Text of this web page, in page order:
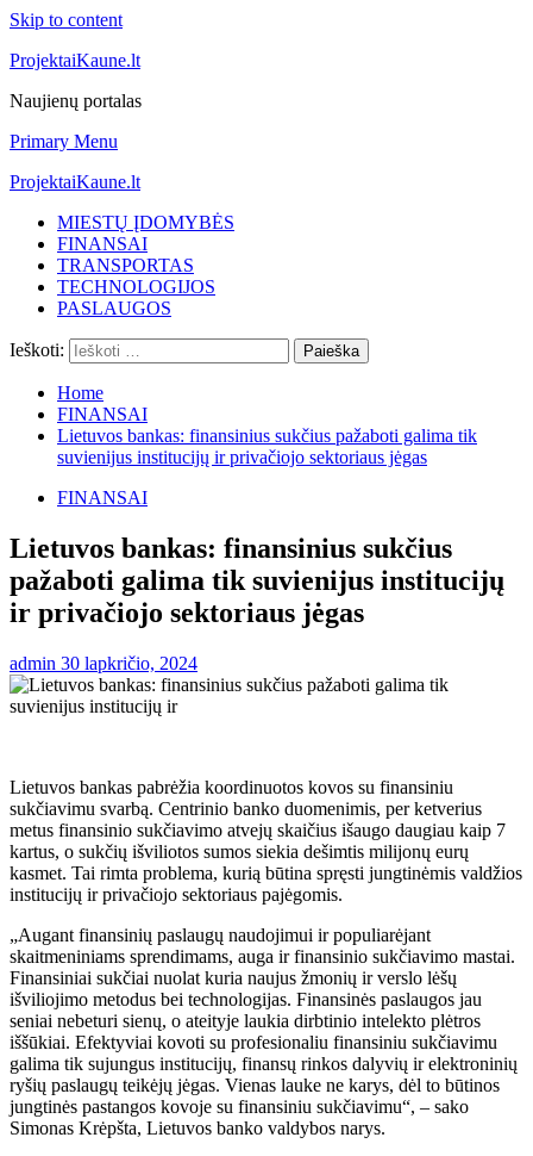
Skip to content
ProjektaiKaune.lt
Naujienų portalas
Primary Menu
ProjektaiKaune.lt
MIESTŲ ĮDOMYBĖS
FINANSAI
TRANSPORTAS
TECHNOLOGIJOS
PASLAUGOS
Ieškoti:
Home
FINANSAI
Lietuvos bankas: finansinius sukčius pažaboti galima tik
suvienijus institucijų ir privačiojo sektoriaus jėgas
FINANSAI
Lietuvos bankas: finansinius sukčius
pažaboti galima tik suvienijus institucijų
ir privačiojo sektoriaus jėgas
admin 30 lapkričio, 2024
Lietuvos bankas pabrėžia koordinuotos kovos su finansiniu
sukčiavimu svarbą. Centrinio banko duomenimis, per ketverius
metus finansinio sukčiavimo atvejų skaičius išaugo daugiau kaip 7
kartus, o sukčių išviliotos sumos siekia dešimtis milijonų eurų
kasmet. Tai rimta problema, kurią būtina spręsti jungtinėmis valdžios
institucijų ir privačiojo sektoriaus pajėgomis.
„Augant finansinių paslaugų naudojimui ir populiarėjant
skaitmeniniams sprendimams, auga ir finansinio sukčiavimo mastai.
Finansiniai sukčiai nuolat kuria naujus žmonių ir verslo lėšų
išviliojimo metodus bei technologijas. Finansinės paslaugos jau
seniai nebeturi sienų, o ateityje laukia dirbtinio intelekto plėtros
iššūkiai. Efektyviai kovoti su profesionaliu finansiniu sukčiavimu
galima tik sujungus institucijų, finansų rinkos dalyvių ir elektroninių
ryšių paslaugų teikėjų jėgas. Vienas lauke ne karys, dėl to būtinos
jungtinės pastangos kovoje su finansiniu sukčiavimu“, – sako
Simonas Krėpšta, Lietuvos banko valdybos narys.